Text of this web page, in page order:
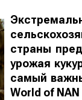
страны
урожая
самый
World of NAN